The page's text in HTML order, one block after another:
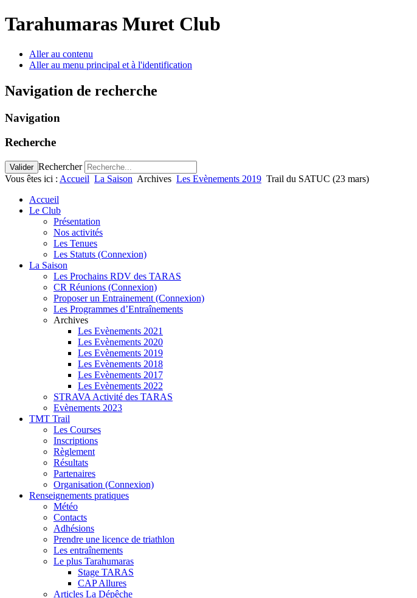
Tarahumaras Muret Club
Aller au contenu
Aller au menu principal et à l'identification
Navigation de recherche
Navigation
Recherche
Valider Rechercher
Vous êtes ici : Accueil La Saison Archives Les Evènements 2019 Trail du SATUC (23 mars)
Accueil
Le Club
Présentation
Nos activités
Les Tenues
Les Statuts (Connexion)
La Saison
Les Prochains RDV des TARAS
CR Réunions (Connexion)
Proposer un Entrainement (Connexion)
Les Programmes d’Entraînements
Archives
Les Evènements 2021
Les Evènements 2020
Les Evènements 2019
Les Evènements 2018
Les Evènements 2017
Les Evènements 2022
STRAVA Activité des TARAS
Evènements 2023
TMT Trail
Les Courses
Inscriptions
Règlement
Résultats
Partenaires
Organisation (Connexion)
Renseignements pratiques
Météo
Contacts
Adhésions
Prendre une licence de triathlon
Les entraînements
Le plus Tarahumaras
Stage TARAS
CAP Allures
Articles La Dépêche